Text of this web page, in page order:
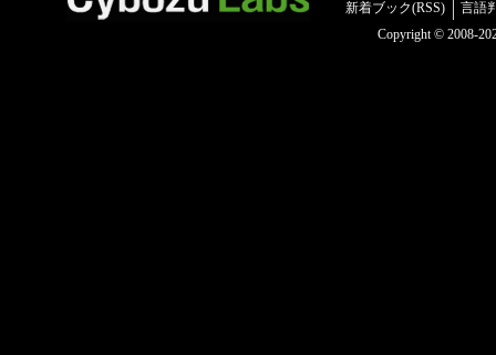
新着ブック(RSS)
言語
Copyright © 2008-